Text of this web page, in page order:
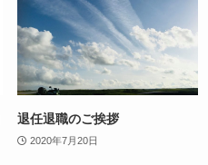
退任退職のご挨拶
2020年7月20日